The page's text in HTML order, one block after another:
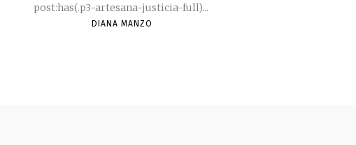
post:has(.p3-artesana-justicia-full)...
DIANA MANZO